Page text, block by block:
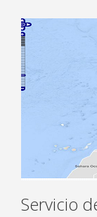
Servicio